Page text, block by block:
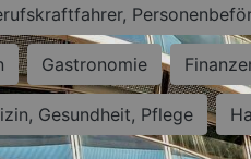
Gastronomie
Gesundheit, Pflege